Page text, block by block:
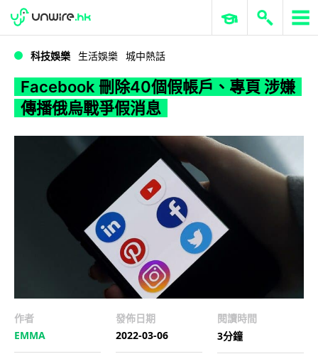
WWDC 2026 ERP 與商業 AI
科技娛樂 生活娛樂 城中熱話
Facebook 刪除40個假帳戶、專頁 涉嫌
傳播俄烏戰爭假消息
作者
EMMA
發佈日期
2022-03-06
閱讀時間
3分鐘